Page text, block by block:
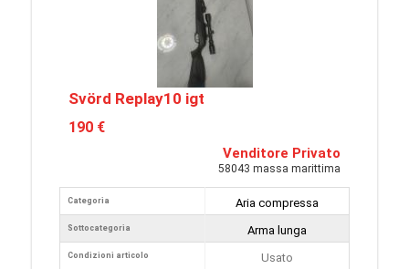
Svörd Replay10 igt
190 €
Venditore Privato
58043 massa marittima
Categoria
Sottocategoria
Condizioni articolo
Aria compressa
Arma lunga
Usato